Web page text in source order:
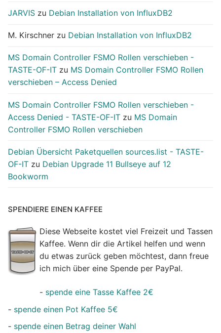
JARVIS zu Debian Installation von InfluxDB2
M. Kirschner zu Debian Installation von InfluxDB2
MS Domain Controller FSMO Rollen verschieben -
TASTE-OF-IT zu MS Domain Controller FSMO Rollen
verschieben – Access Denied
MS Domain Controller FSMO Rollen verschieben -
Access Denied - TASTE-OF-IT zu MS Domain
Controller FSMO Rollen verschieben
Debian Übersicht Paketquellen sources.list - TASTE-
OF-IT zu Debian Upgrade 11 Bullseye auf 12
Bookworm
SPENDIERE EINEN KAFFEE
Diese Webseite kostet viel Freizeit und Tassen
Kaffee. Wenn dir die Artikel helfen und wenn
du etwas zurück geben möchtest, dann freue
ich mich über eine Spende per PayPal.
- spende eine Tasse Kaffee 2€
- spende einen Pot Kaffee 5€
- spende einen Betrag deiner Wahl